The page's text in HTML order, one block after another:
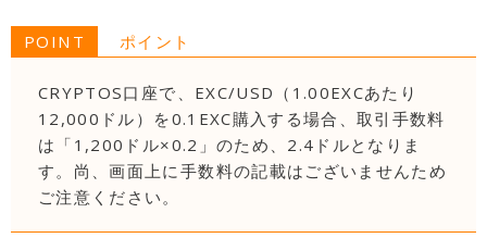
POINT ポイント
CRYPTOS口座で、EXC/USD（1.00EXCあたり
12,000ドル）を0.1EXC購入する場合、取引手数料
は「1,200ドル×0.2」のため、2.4ドルとなりま
す。尚、画面上に手数料の記載はございませんため
ご注意ください。